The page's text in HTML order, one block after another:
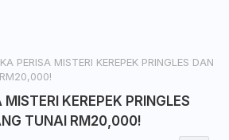
PERISA MISTERI KEREPEK PRINGLES DAN
KEREPEK PRINGLES
TUNAI RM20,000!